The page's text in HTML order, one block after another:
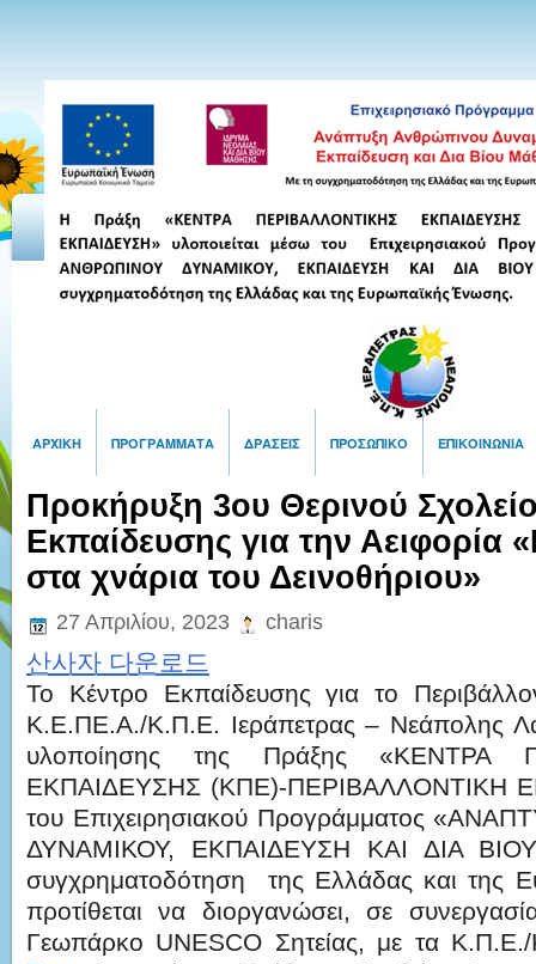
ΑΡΧΙΚΉ ΠΡΟΓΡΆΜΜΑΤΑ ΔΡΆΣΕΙΣ ΠΡΟΣΩΠΙΚΌ ΕΠΙΚΟΙΝΩΝΙΑ
Προκήρυξη 3ου Θερινού
Εκπαίδευσης για την Αειφορία
στα χνάρια του Δεινοθήριου»
27 Απριλίου, 2023 charis
산사자 다운로드
Το Κέντρο Εκπαίδευσης για το
Κ.Ε.ΠΕ.Α./Κ.Π.Ε. Ιεράπετρας – Νεάπολης
υλοποίησης της Πράξης «ΚΕΝΤΡΑ
ΕΚΠΑΙΔΕΥΣΗΣ (ΚΠΕ)-ΠΕΡΙΒΑΛΛΟΝΤΙΚΗ
του Επιχειρησιακού Προγράμματος
ΔΥΝΑΜΙΚΟΥ, ΕΚΠΑΙΔΕΥΣΗ ΚΑΙ ΔΙΑ
συγχρηματοδότηση της Ελλάδας και της
προτίθεται να διοργανώσει, σε
Γεωπάρκο UNESCO Σητείας, με τα